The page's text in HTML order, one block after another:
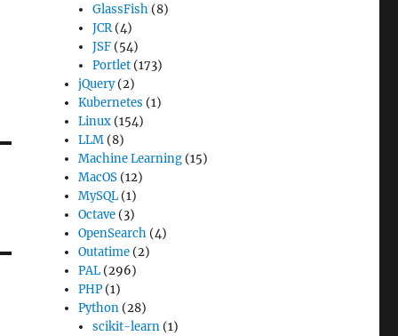
GlassFish (8)
JCR(4)
JSF (54)
Portlet (173)
jQuery(2)
Kubernetes (1)
Linux (154)
LLM (8)
Machine Learning (15)
MacOS (12)
MySQL (1)
Octave (3)
OpenSearch (4)
Outatime (2)
PAL (296)
PHP (1)
Python (28)
scikit-learn (1)